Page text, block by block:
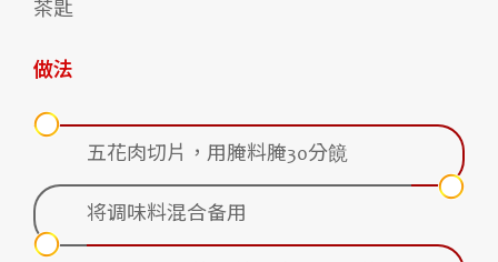
茶匙
做法
五花肉切片，用腌料腌30分䭗
将调味料混合备用